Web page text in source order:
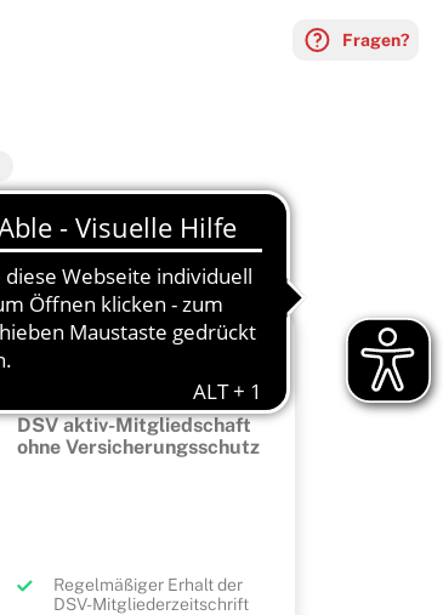
Fragen?
Mitgliedschaft
DSV aktiv-Mitgliedschaft
ohne Versicherungsschutz
Regelmäßiger Erhalt der
DSV-Mitgliederzeitschrift